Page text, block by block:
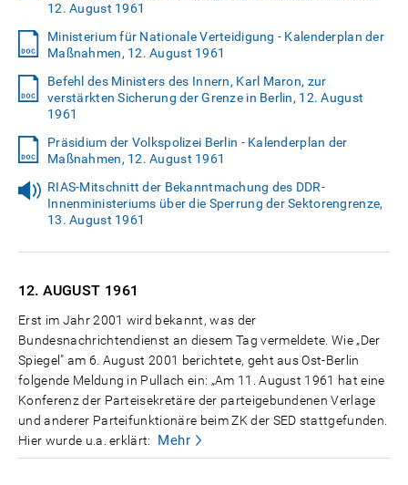
12. August 1961
Ministerium für Nationale Verteidigung - Kalenderplan der
Maßnahmen, 12. August 1961
Befehl des Ministers des Innern, Karl Maron, zur
verstärkten Sicherung der Grenze in Berlin, 12. August
1961
Präsidium der Volkspolizei Berlin - Kalenderplan der
Maßnahmen, 12. August 1961
RIAS-Mitschnitt der Bekanntmachung des DDR-
Innenministeriums über die Sperrung der Sektorengrenze,
13. August 1961
12. AUGUST 1961
Erst im Jahr 2001 wird bekannt, was der
Bundesnachrichtendienst an diesem Tag vermeldete. Wie „Der
Spiegel" am 6. August 2001 berichtete, geht aus Ost-Berlin
folgende Meldung in Pullach ein: „Am 11. August 1961 hat eine
Konferenz der Parteisekretäre der parteigebundenen Verlage
und anderer Parteifunktionäre beim ZK der SED stattgefunden.
Hier wurde u.a. erklärt:
Mehr